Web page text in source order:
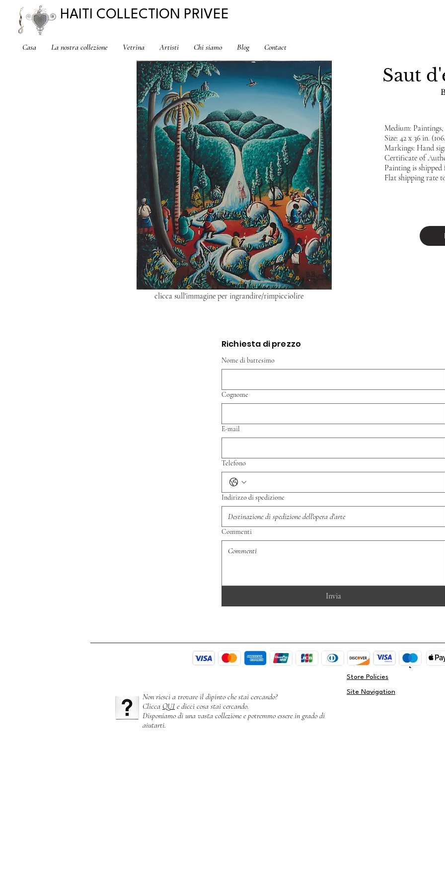
HAITI COLLECTION PRIVEE
Casa La nostra collezione Vetrina Artisti Chi siamo Blog Contact
clicca sull'immagine per ingrandire/rimpicciolire
Saut
Medium:
Size: 42 x 36 in.
Markings: Hand
Certificate of
Painting is
Flat shipping rate
Nome di battesimo
Cognome
E-mail
Telefono
Indirizzo di spedizione
Commenti
Invia
Richiesta di prezzo
Store Policies
Non riesci a trovare il dipinto che stai cercando?
Clicca QUI e dicci cosa stai cercando.
Disponiamo di una vasta collezione e potremmo essere in grado di
aiutarti.
Site Navigation